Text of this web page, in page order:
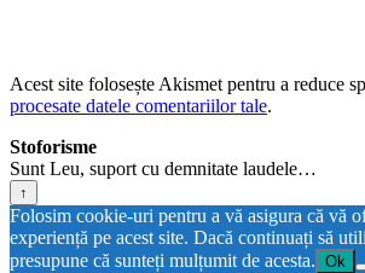
Acest site folosește Akismet pentru a reduce
procesate datele comentariilor tale.
Stoforisme
Sunt Leu, suport cu demnitate laudele…
↑
Folosim cookie-uri pentru a vă asigura că vă
experiență pe acest site. Dacă continuați să
presupune că sunteți mulțumit de acesta. Ok